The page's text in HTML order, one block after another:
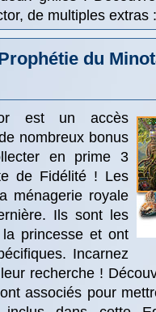
de multiples extras :
du
est un accès
nombreux bonus
en prime 3
de Fidélité ! Les
ménagerie royale
Ils sont les
princesse et ont
Incarnez
recherche !
associés pour